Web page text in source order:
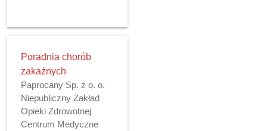
Poradnia chorób
zakaźnych
Paprocany Sp. z o. o.
Niepubliczny Zakład
Opieki Zdrowotnej
Centrum Medyczne